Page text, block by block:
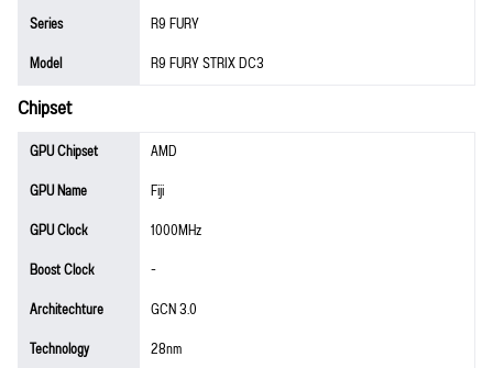
Series
R9 FURY
Model
R9 FURY STRIX DC3
Chipset
GPU Chipset
AMD
GPU Name
Fiji
GPU Clock
1000MHz
Boost Clock
-
Architechture
GCN 3.0
Technology
28nm